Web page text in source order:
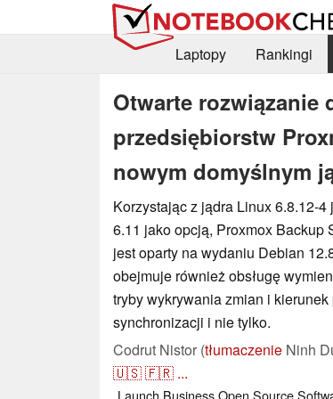
Laptopy Rankingi
Otwarte rozwiązanie
przedsiębiorstw
nowym domyślnym
Korzystając z jądra Linux 6.8.12-
6.11 jako opcją, Proxmox Backup
jest oparty na wydaniu Debian
obejmuje również obsługę
tryby wykrywania zmian i
synchronizacji i nie tylko.
Codrut Nistor (tłumaczenie Ninh
🇺🇸🇫🇷 ...
Launch BusinessOpen Source